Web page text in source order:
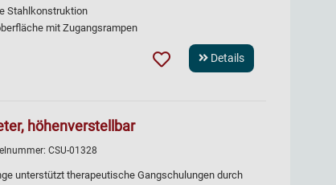
Stahlkonstruktion
mit Zugangsrampen
Details
höhenverstellbar
CSU-01328
unterstützt therapeutische Gangschulungen durch